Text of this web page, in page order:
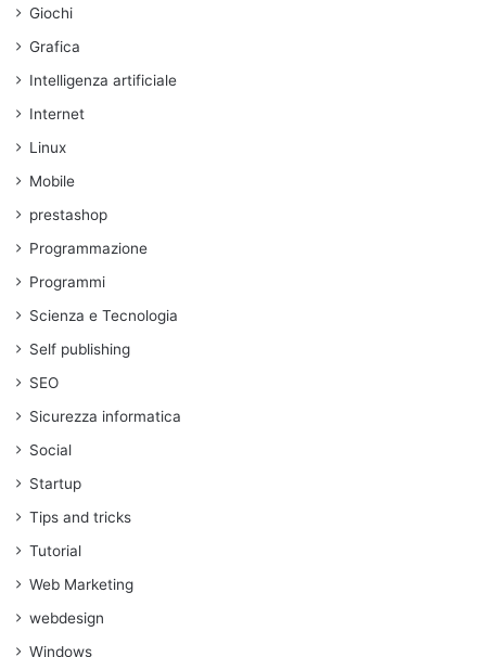
Giochi
Grafica
Intelligenza artificiale
Internet
Linux
Mobile
prestashop
Programmazione
Programmi
Scienza e Tecnologia
Self publishing
SEO
Sicurezza informatica
Social
Startup
Tips and tricks
Tutorial
Web Marketing
webdesign
Windows